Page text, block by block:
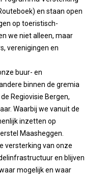
en staan open
op toeristisch-
we niet alleen, maar
verenigingen en
buur- en
binnen de gremia
Regiovisie Bergen,
Waarbij we vanuit de
inzetten op
Maasheggen.
versterking van onze
en blijven
mogelijk en waar